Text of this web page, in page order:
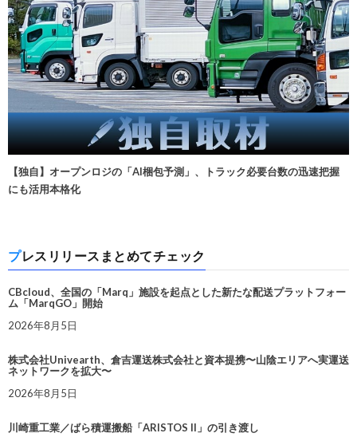
【独自】オープンロジの「AI梱包予測」、トラック必要台数の迅速把握
にも活用本格化
プレスリリースまとめてチェック
CBcloud、全国の「Marq」施設を起点とした新たな配送プラットフォー
ム「MarqGO」開始
2026年8月5日
株式会社Univearth、倉吉運送株式会社と資本提携〜山陰エリアへ実運送
ネットワークを拡大〜
2026年8月5日
川崎重工業／ばら積運搬船「ARISTOS II」の引き渡し